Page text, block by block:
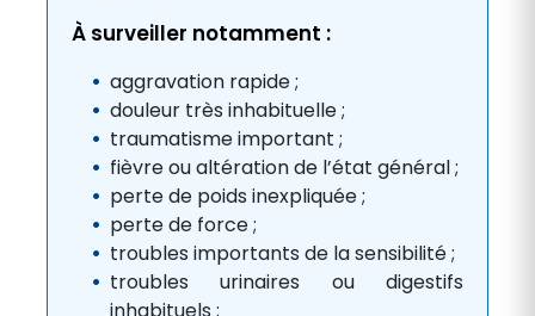
À surveiller notamment :
aggravation rapide ;
douleur très inhabituelle ;
traumatisme important ;
fièvre ou altération de l’état général ;
perte de poids inexpliquée ;
perte de force ;
troubles importants de la sensibilité ;
troubles urinaires ou digestifs